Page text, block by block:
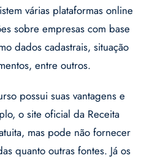
várias plataformas online
sobre empresas com base
dados cadastrais, situação
entre outros.
possui suas vantagens e
o site oficial da Receita
mas pode não fornecer
quanto outras fontes. Já os